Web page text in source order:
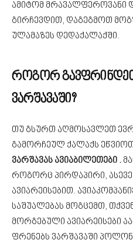
ამიტომ მრავალფეროვანი
გირჩევდით, დაგეგმოთ
ულამაზეს დედაქალაქში.
როგორ
ვარშავაში?
თუ გსურთ აღმოსავლეთ
გამორჩეულ ქალაქს
ვარშავას ავიაბილეთები .
როგორც პირდაპირი,
ავიარეისებით.
საშუალებას მოგცემთ,
მორგებული ავიარეისები
ფრენებს ვარშავაში